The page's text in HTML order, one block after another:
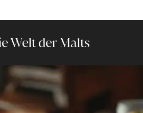
Welt der Malts